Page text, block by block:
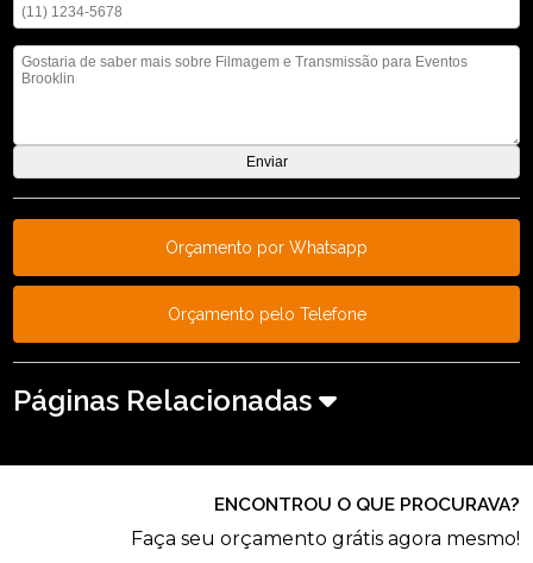
Orçamento por Whatsapp
Orçamento pelo Telefone
Páginas Relacionadas
ENCONTROU O QUE PROCURAVA?
Faça seu orçamento grátis agora mesmo!